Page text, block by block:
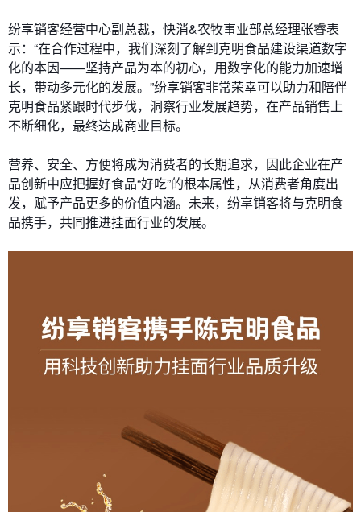
纷享销客经营中心副总裁，快消&农牧事业部总经理张睿表
示：“在合作过程中，我们深刻了解到克明食品建设渠道数字
化的本因——坚持产品为本的初心，用数字化的能力加速增
长，带动多元化的发展。”纷享销客非常荣幸可以助力和陪伴
克明食品紧跟时代步伐，洞察行业发展趋势，在产品销售上
不断细化，最终达成商业目标。
营养、安全、方便将成为消费者的长期追求，因此企业在产
品创新中应把握好食品“好吃”的根本属性，从消费者角度出
发，赋予产品更多的价值内涵。未来，纷享销客将与克明食
品携手，共同推进挂面行业的发展。